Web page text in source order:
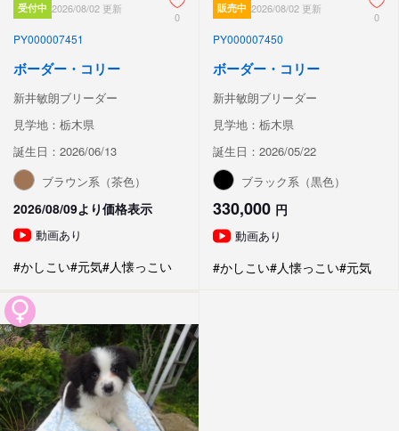
受付中 2026/08/02 更新
0
PY000007451
ボーダー・コリー
新井敏朗ブリーダー
見学地：栃木県
誕生日：2026/06/13
ブラウン系（茶色）
2026/08/09より価格表示
動画あり
#かしこい#元気#人懐っこい
販売中 2026/08/02 更新
0
PY000007450
ボーダー・コリー
新井敏朗ブリーダー
見学地：栃木県
誕生日：2026/05/22
ブラック系（黒色）
330,000 円
動画あり
#かしこい#人懐っこい#元気